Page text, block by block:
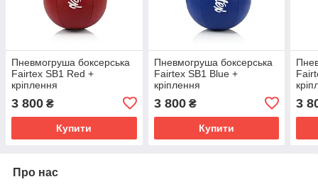
Пневмогруша боксерська
Fairtex SB1 Red +
кріплення
3 800 ₴
Купити
Пневмогруша боксерська
Fairtex SB1 Blue +
кріплення
3 800₴
Купити
3
Про нас